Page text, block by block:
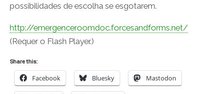
possibilidades de escolha se esgotarem.
http://emergenceroomdoc.forcesandforms.net/
(Requer o Flash Player.)
Share this:
Facebook Bluesky Mastodon